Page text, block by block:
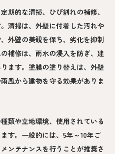
期的な清掃、ひび割れの補修、
清掃は、外壁に付着した汚れや
外壁の美観を保ち、劣化を抑制
補修は、雨水の浸入を防ぎ、建
ます。塗膜の塗り替えは、外壁
風から建物を守る効果がありま
類や立地環境、使用されている
す。一般的には、5年～10年ご
ンテナンスを行うことが推奨さ